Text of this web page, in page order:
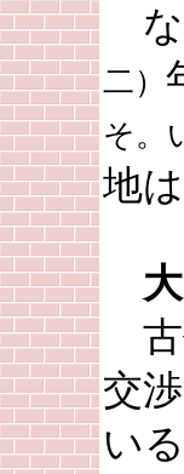
な
二）
そ。
地
古
交
い